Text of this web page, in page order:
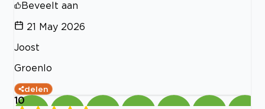
Beveelt aan
21 May 2026
Joost
Groenlo
delen
10